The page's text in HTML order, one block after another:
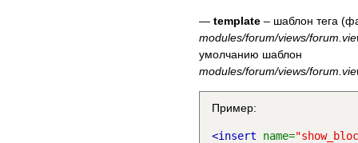
— template – шаблон тега
modules/forum/views/
умолчанию шаблон
modules/forum/views/
Пример:
<insert name=